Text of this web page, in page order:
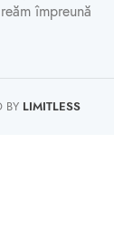
împreună
BY LIMITLESS